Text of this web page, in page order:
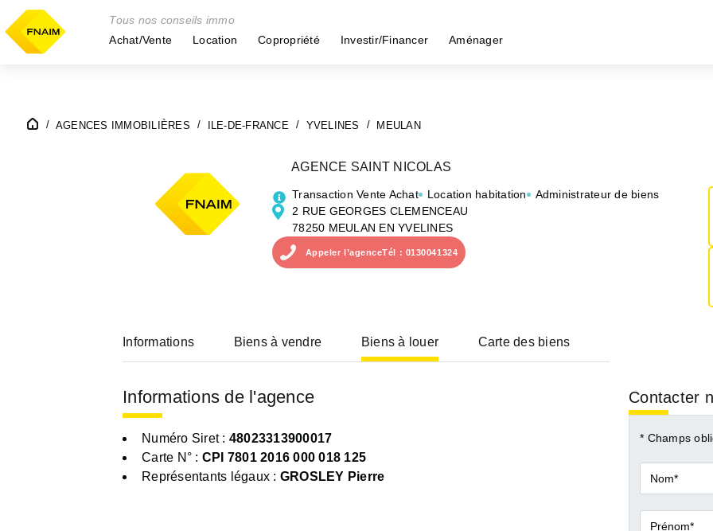
Tous nos conseils immo
Achat/Vente
Location Copropriété Investir/Financer Aménager
AGENCES IMMOBILIÈRES ILE-DE-FRANCE YVELINES MEULAN
AGENCE SAINT NICOLAS
Transaction Vente Achat Location habitation
Administrateur de biens
2 RUE GEORGES CLEMENCEAU
78250 MEULAN EN YVELINES
Appeler l’agenceTél : 0130041324
Informations Biens à vendre Biens à louer Carte des biens
Informations de l'agence
Numéro Siret : 48023313900017
Carte N° : CPI 7801 2016 000 018 125
Représentants légaux : GROSLEY Pierre
Contacter
* Champs
Nom*
Prénom*